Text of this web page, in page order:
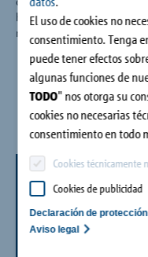
El uso de cookies no
consentimiento. Tenga
puede tener efectos
algunas funciones de
TODO" nos otorga su
cookies no necesarias
consentimiento en todo
Cookies técnicamente
Cookies de publicidad
Declaración de
Aviso legal
hablamos, cuando nos
mano.
Las personas
el centro de
atención